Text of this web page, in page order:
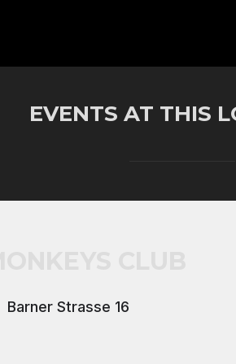
EVENTS AT THIS
Barner Strasse 16